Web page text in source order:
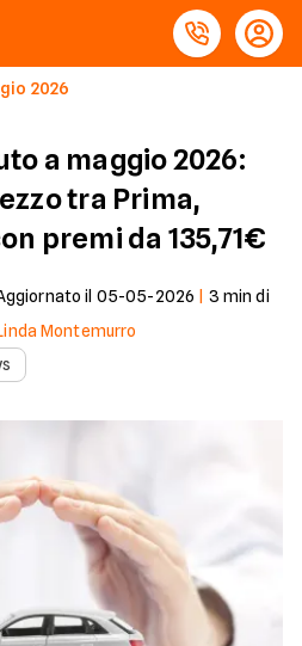
2026
a maggio 2026:
tra Prima,
premi da 135,71€
il 05-05-2026 3 min di
Montemurro